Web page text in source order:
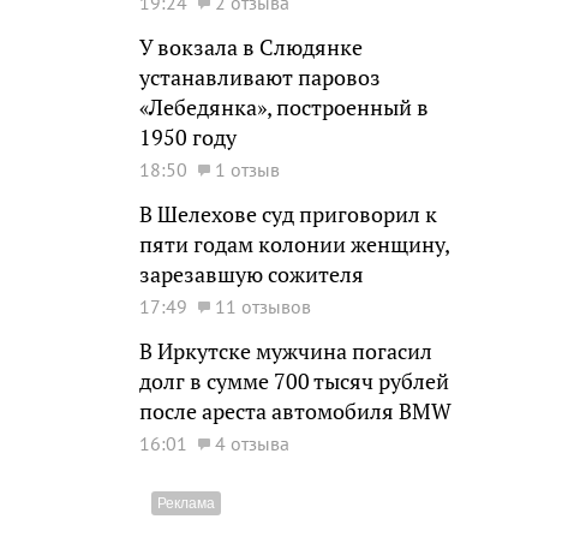
У вокзала в Слюдянке
устанавливают паровоз
«Лебедянка», построенный в
1950 году
18:50 1 отзыв
В Шелехове суд приговорил к
пяти годам колонии женщину,
зарезавшую сожителя
17:49 11 отзывов
В Иркутске мужчина погасил
долг в сумме 700 тысяч рублей
после ареста автомобиля BMW
16:01 4 отзыва